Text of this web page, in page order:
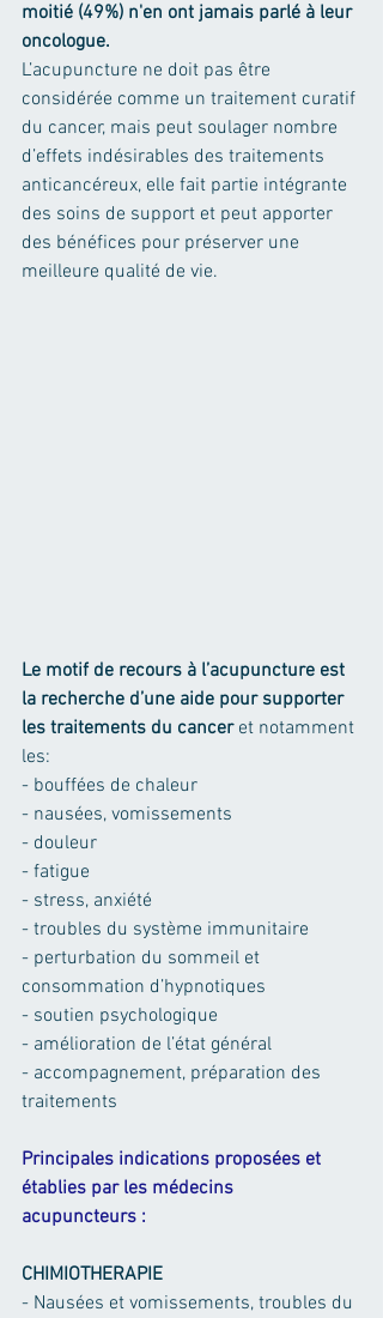
moitié (49%) n'en ont jamais parlé à leur
oncologue.
L’acupuncture ne doit pas être
considérée comme un traitement curatif
du cancer, mais peut soulager nombre
d’effets indésirables des traitements
anticancéreux, elle fait partie intégrante
des soins de support et peut apporter
des bénéfices pour préserver une
meilleure qualité de vie.
Le motif de recours à l’acupuncture est
la recherche d’une aide pour supporter
les traitements du cancer et notamment
les:
- bouffées de chaleur
- nausées, vomissements
- douleur
- fatigue
- stress, anxiété
- troubles du système immunitaire
- perturbation du sommeil et
consommation d’hypnotiques
- soutien psychologique
- amélioration de l’état général
- accompagnement, préparation des
traitements
Principales indications proposées et
établies par les médecins
acupuncteurs :
CHIMIOTHERAPIE
- Nausées et vomissements, troubles du